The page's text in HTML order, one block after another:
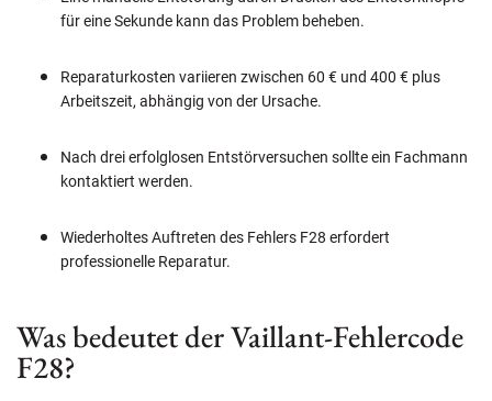
für eine Sekunde kann das Problem beheben.
Reparaturkosten variieren zwischen 60 € und 400 € plus
Arbeitszeit, abhängig von der Ursache.
Nach drei erfolglosen Entstörversuchen sollte ein Fachmann
kontaktiert werden.
Wiederholtes Auftreten des Fehlers F28 erfordert
professionelle Reparatur.
Was bedeutet der Vaillant-Fehlercode
F28?